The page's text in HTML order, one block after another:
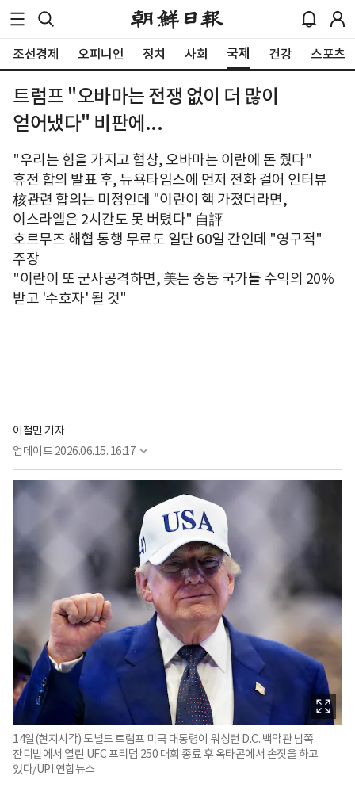
조선경제 오피니언 정치 사회 국제 건강 스포츠
트럼프 "오바마는 전쟁 없이 더 많이
얻어냈다" 비판에...
"우리는 힘을 가지고 협상, 오바마는 이란에 돈 줬다"
휴전 합의 발표 후, 뉴욕타임스에 먼저 전화 걸어 인터뷰
核관련 합의는 미정인데 "이란이 핵 가졌더라면,
이스라엘은 2시간도 못 버텼다" 自評
호르무즈 해협 통행 무료도 일단 60일 간인데 "영구적"
주장
"이란이 또 군사공격하면, 美는 중동 국가들 수익의 20%
받고 '수호자' 될 것"
이철민 기자
업데이트 2026.06.15. 16:17
14일(현지시각) 도널드 트럼프 미국 대통령이 워싱턴 D.C. 백악관 남쪽
잔디밭에서 열린 UFC 프리덤 250 대회 종료 후 옥타곤에서 손짓을 하고
있다/UPI 연합뉴스